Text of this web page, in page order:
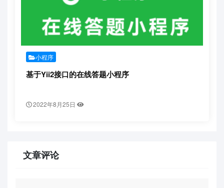
小程序
基于Yii2接口的在线答题小程序
2022年8月25日
文章评论